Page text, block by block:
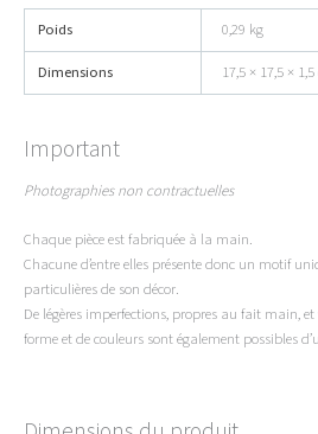
Poids
0,29 kg
Dimensions
17,5 × 17,5 ×
Important
Photographies non contractuelles
Chaque pièce est fabriquée à la main.
Chacune d’entre elles présente donc un motif
particulières de son décor.
De légères imperfections, propres au fait main,
forme et de couleurs sont également possibles